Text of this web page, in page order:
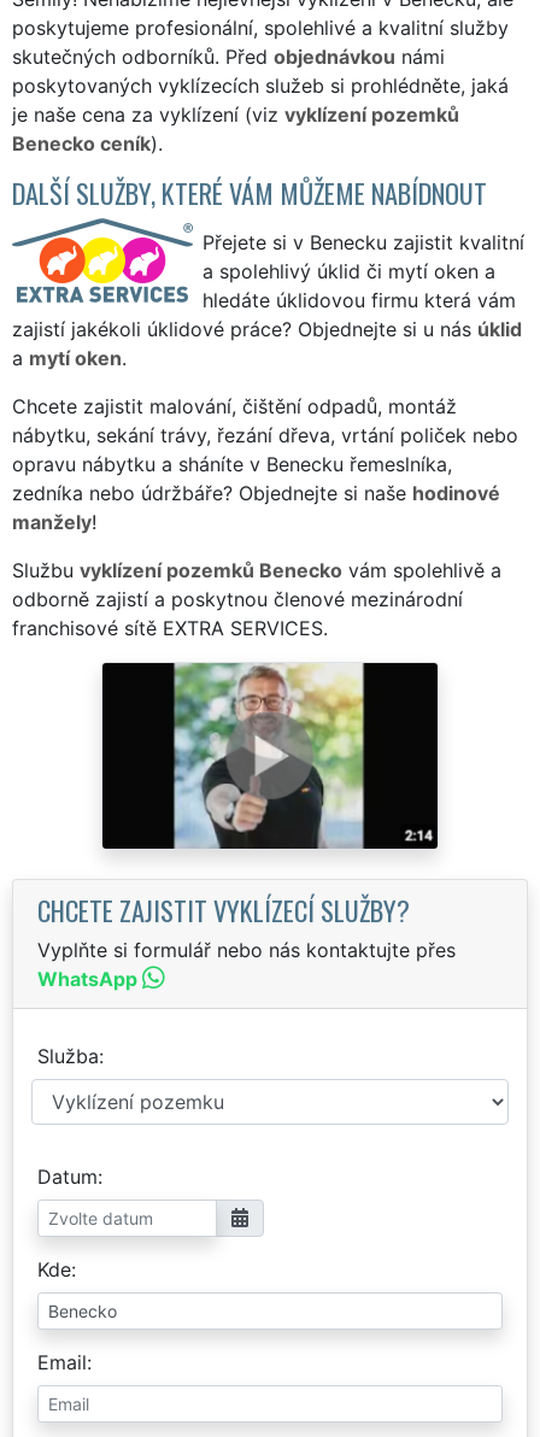
poskytujeme profesionální, spolehlivé a kvalitní služby
skutečných odborníků. Před objednávkou námi
poskytovaných vyklízecích služeb si prohlédněte, jaká
je naše cena za vyklízení (viz vyklízení pozemků
Benecko ceník).
DALŠÍ SLUŽBY, KTERÉ VÁM MŮŽEME NABÍDNOUT
Přejete si v Benecku zajistit kvalitní
a spolehlivý úklid či mytí oken a
hledáte úklidovou firmu která vám
zajistí jakékoli úklidové práce? Objednejte si u nás úklid
a mytí oken.
Chcete zajistit malování, čištění odpadů, montáž
nábytku, sekání trávy, řezání dřeva, vrtání poliček nebo
opravu nábytku a sháníte v Benecku řemeslníka,
zedníka nebo údržbáře? Objednejte si naše hodinové
manžely!
Službu vyklízení pozemků Benecko vám spolehlivě a
odborně zajistí a poskytnou členové mezinárodní
franchisové sítě EXTRA SERVICES.
CHCETE ZAJISTIT VYKLÍZECÍ SLUŽBY?
Vyplňte si formulář nebo nás kontaktujte přes
WhatsApp
Služba
Datum
Kde
Email